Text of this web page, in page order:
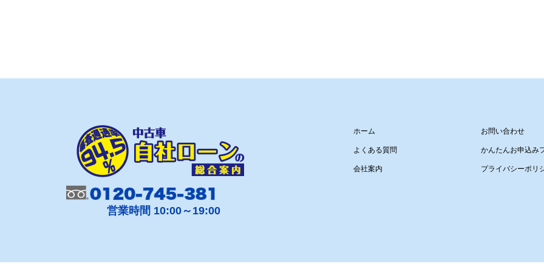
ホーム
よくある質問
会社案内
お問い合わせ
かんたんお申込み
プライバシーポリ
営業時間 10:00～19:00